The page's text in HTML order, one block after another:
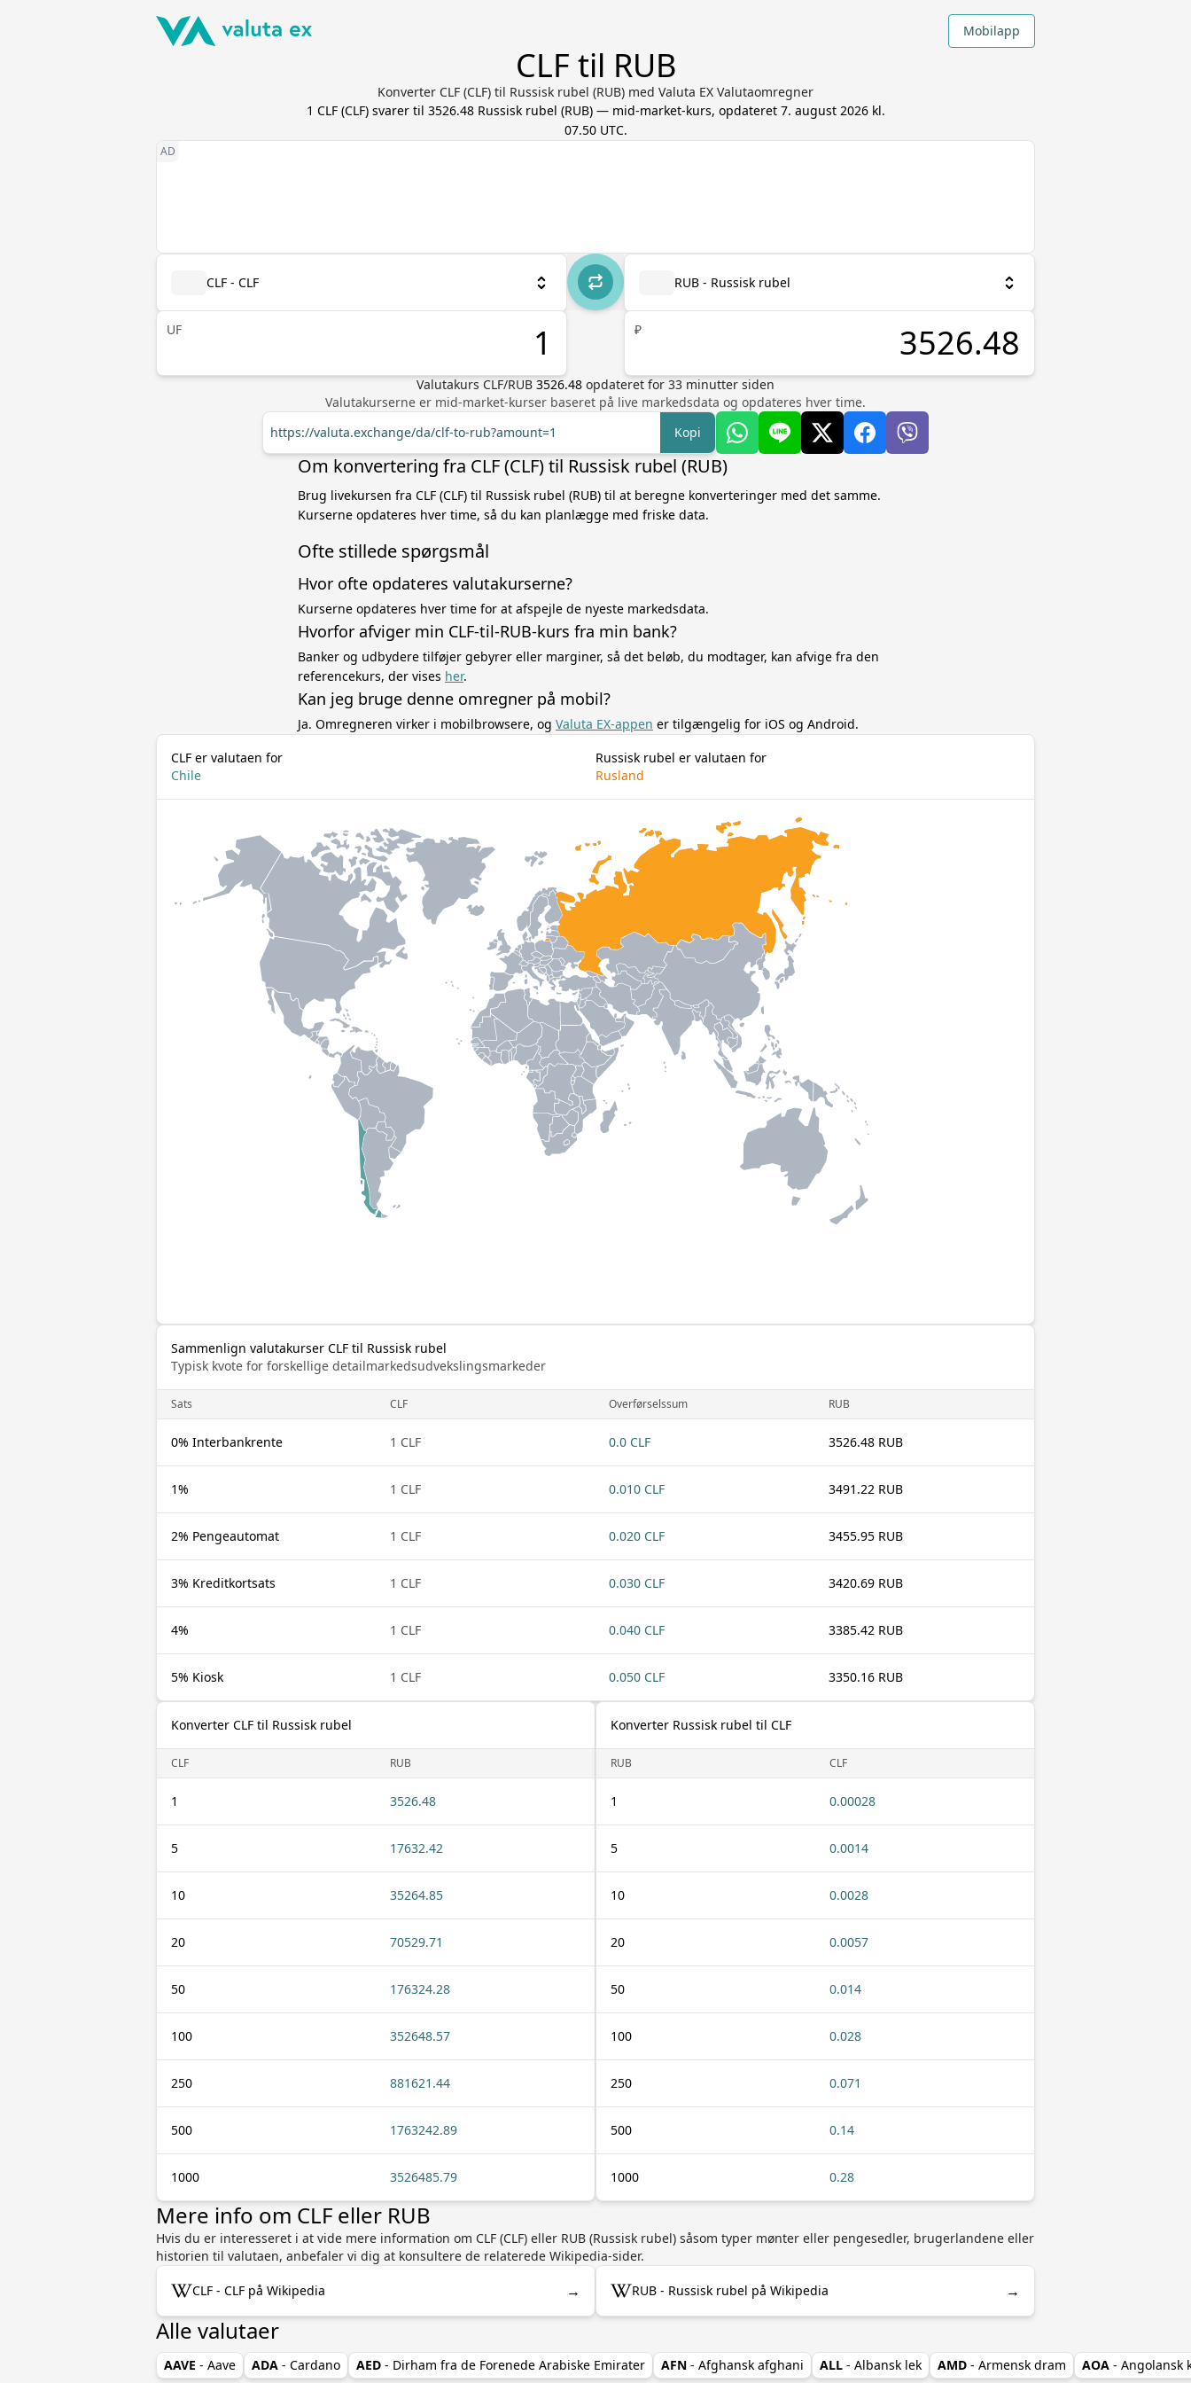
Mobilapp
CLF til RUB
Konverter CLF (CLF) til Russisk rubel (RUB) med Valuta EX Valutaomregner
1 CLF(CLF) svarer til 3526.48 Russisk rubel (RUB) — mid-market-kurs, opdateret 7. august 2026 kl.
07.50 UTC.
CLF - CLF
UF
RUB - Russisk rubel
₽
Valutakurs CLF/RUB 3526.48 opdateret for 33 minutter siden
Valutakurserne er mid-market-kurser baseret på live markedsdata og opdateres hver time.
https://valuta.exchange/da/clf-to-rub?amount=1
Kopi
Om konvertering fra CLF (CLF) til Russisk rubel (RUB)
Brug livekursen fra CLF (CLF) til Russisk rubel (RUB) til at beregne konverteringer med det samme.
Kurserne opdateres hver time, så du kan planlægge med friske data.
Ofte stillede spørgsmål
Hvor ofte opdateres valutakurserne?
Kurserne opdateres hver time for at afspejle de nyeste markedsdata.
Hvorfor afviger min CLF-til-RUB-kurs fra min bank?
Banker og udbydere tilføjer gebyrer eller marginer, så det beløb, du modtager, kan afvige fra den
referencekurs, der vises her.
Kan jeg bruge denne omregner på mobil?
Ja. Omregneren virker i mobilbrowsere, og Valuta EX-appen er tilgængelig for iOS og Android.
CLF er valutaen for
Chile
Russisk rubel er valutaen for
Rusland
Sammenlign valutakurser CLF til Russisk rubel
Typisk kvote for forskellige detailmarkedsudvekslingsmarkeder
Sats CLF Overførselssum RUB
0% Interbankrente 1 CLF 0.0 CLF 3526.48 RUB
1% 1 CLF 0.010 CLF 3491.22 RUB
2% Pengeautomat 1 CLF 0.020 CLF 3455.95 RUB
3% Kreditkortsats 1 CLF 0.030 CLF 3420.69 RUB
4% 1 CLF 0.040 CLF 3385.42 RUB
5% Kiosk 1 CLF 0.050 CLF 3350.16 RUB
Konverter CLF til Russisk rubel
CLF RUB
1 3526.48
5 17632.42
10 35264.85
20 70529.71
50 176324.28
100 352648.57
250 881621.44
500 1763242.89
1000 3526485.79
Konverter Russisk rubel til CLF
RUB CLF
1 0.00028
5 0.0014
10 0.0028
20 0.0057
50 0.014
100 0.028
250 0.071
500 0.14
1000 0.28
Mere info om CLF eller RUB
Hvis du er interesseret i at vide mere information om CLF (CLF) eller RUB (Russisk rubel) såsom typer mønter eller pengesedler, brugerlandene eller
historien til valutaen, anbefaler vi dig at konsultere de relaterede Wikipedia-sider.
CLF - CLF på Wikipedia → RUB - Russisk rubel på Wikipedia →
Alle valutaer
AAVE - Aave ADA - Cardano AED - Dirham fra de Forenede Arabiske Emirater AFN - Afghansk afghani ALL - Albansk lek AMD - Armensk dram AOA - Angolansk